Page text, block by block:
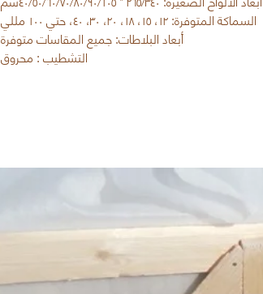
السماكة المتوفرة: ١٢، ١٥، ١٨، ٢٠، ٣٠، ٤٠، حتي ١٠٠ مللي
أبعاد البلاطات: جميع المقاسات متوفرة
التشطيب : محروق